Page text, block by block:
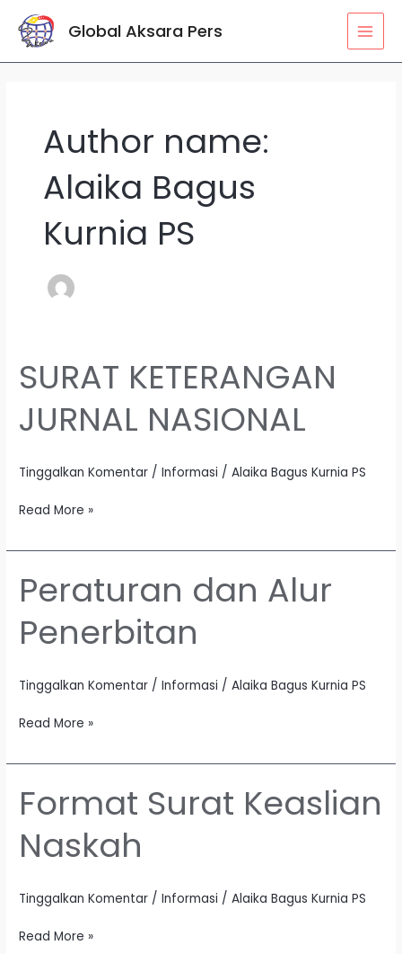
Lewati
Global Aksara Pers
Author name:
Alaika Bagus
Kurnia PS
SURAT KETERANGAN
JURNAL NASIONAL
Tinggalkan Komentar /Informasi /Alaika Bagus Kurnia PS
SURAT
KETERANGAN
JURNAL
NASIONAL
Read More »
Peraturan dan Alur
Penerbitan
Tinggalkan Komentar /Informasi /Alaika Bagus Kurnia PS
Peraturan
dan
Alur
Penerbitan
Read More »
Format Surat Keaslian
Naskah
Tinggalkan Komentar /Informasi /Alaika Bagus Kurnia PS
Format
Surat
Keaslian
Naskah
Read More »